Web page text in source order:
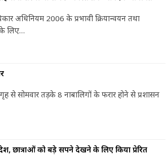
अधिनियम 2006 के प्रभावी क्रियान्वयन तथा
लिए…
से सोमवार तड़के 8 नाबालिगों के फरार होने से प्रशासन
छात्राओं को बड़े सपने देखने के लिए किया प्रेरित